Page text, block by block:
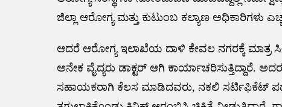
ಜಿಲ್ಲಾ ಆರೋಗ್ಯ ಮತ್ತು ಕುಟುಂಬ ಕಲ್ಯಾಣ ಅಧಿಕಾರಿಗಳು
ಆದರೆ ಆರೋಗ್ಯ ಇಲಾಖೆಯ ದಾಳಿ ಕೇವಲ ನಗರಕ್ಕೆ ಮಾತ್ರ
ಅನೇಕ ವೈದ್ಯರು ಡಾಕ್ಟರ್ ಆಗಿ ಕಾರ್ಯಾಚರಿಸುತ್ತಿದ್ದಾರೆ.
ಸಹಾಯಕರಾಗಿ ಕೆಲಸ ಮಾಡಿದವರು, ನಕಲಿ ಸರ್ಟಿಫಿಕೆಟ್